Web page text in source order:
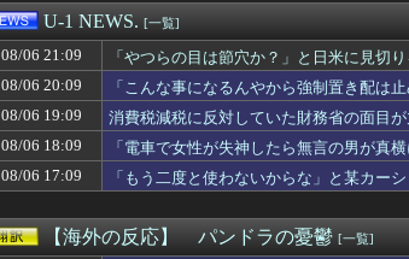
【衝撃】SHIENで見つけた一定の人にバカ刺さりそうな
Amazonってそんな使う？
飲み会に来ない奴って大概仕事ができない人間だよな
責任を取らないから成功者になれた…｢とんねるず｣｢お
【日向坂46】これ全公演違うのか... 三期生ライブ愛知
【イオンモール熊本爆発】経産省が原因をほぼ特定、
乃木坂グッズ公式InstagramとTikTokを開設！！！【乃
【画像】阿佐ヶ谷姉妹、パンチラしてしまうｗｗｗｗ
前泊博盛氏「私が総理大臣になったら中国に謝罪しに行
トヨタ嫌いのアンチトヨタなんだけど
大谷翔平が25＆26号ホームラン、3安打の猛打賞もチー
U-1 NEWS. [一覧]
08/06 21:09
「やつらの目は節穴か？」と日米に見切
わりに選んだのは……
08/06 20:09
「こんな事になるんやから強制置き配は
たのは……
08/06 19:09
消費税減税に反対していた財務省の面目
08/06 18:09
「電車で女性が失神したら無言の男が真
と追加主張するも……
08/06 17:09
「もう二度と使わないからな」と某カー
【海外の反応】 パンドラの憂鬱 [一覧]